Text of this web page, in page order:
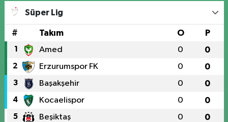
Süper Lig
# Takım O P
1 Amed 0 0
2 Erzurumspor FK 0 0
3 Başakşehir 0 0
4 Kocaelispor 0 0
5 Beşiktaş 0 0